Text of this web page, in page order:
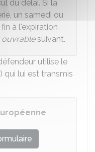
du délai. Si la
un samedi ou
à l'expiration
ouvrablesuivant.
utilise le
) qui lui est transmis